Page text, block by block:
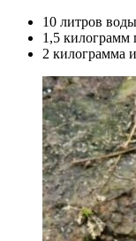
10 литров
1,5 килограмм
2 килограмма